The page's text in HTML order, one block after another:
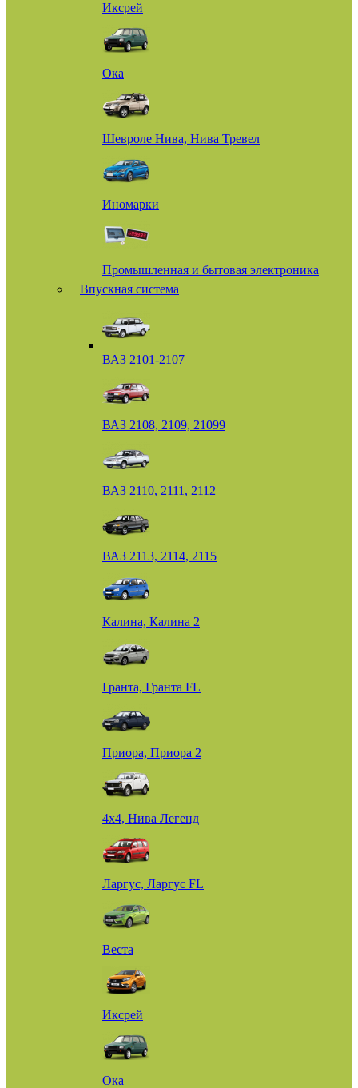
Иксрей
Ока
Шевроле Нива, Нива Тревел
Иномарки
Промышленная и бытовая электроника
Впускная система
ВАЗ 2101-2107
ВАЗ 2108, 2109, 21099
ВАЗ 2110, 2111, 2112
ВАЗ 2113, 2114, 2115
Калина, Калина 2
Гранта, Гранта FL
Приора, Приора 2
4х4, Нива Легенд
Ларгус, Ларгус FL
Веста
Иксрей
Ока